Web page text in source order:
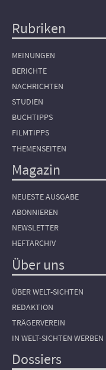
Hauptnavigation
Rubriken
MEINUNGEN
BERICHTE
NACHRICHTEN
STUDIEN
BUCHTIPPS
FILMTIPPS
THEMENSEITEN
Magazin
NEUESTE AUSGABE
ABONNIEREN
NEWSLETTER
HEFTARCHIV
Über uns
ÜBER WELT-SICHTEN
REDAKTION
TRÄGERVEREIN
IN WELT-SICHTEN WERBEN
Dossiers